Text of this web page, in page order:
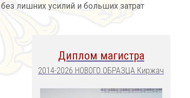
лишних усилий и больших затрат
Диплом магистра
2014-2026 НОВОГО ОБРАЗЦА Киржач